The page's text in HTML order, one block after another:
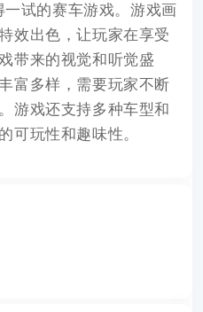
试的赛车游戏。游戏画
效出色，让玩家在享受
带来的视觉和听觉盛
富多样，需要玩家不断
游戏还支持多种车型和
可玩性和趣味性。